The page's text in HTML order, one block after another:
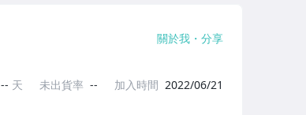
關於我 分享
-- 天 未出貨率 -- 加入時間 2022/06/21